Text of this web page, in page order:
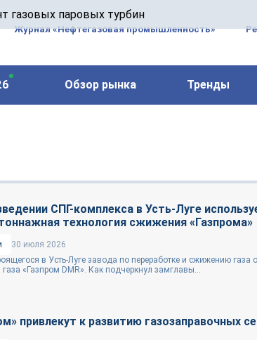
газовых паровых турбин
газовых и паровых турбин,
машин и компрессоров, которые
Журнал «Нефтегазовая промышленность»
Обзор рынка Тренды
СПГ-комплекса в Усть-Луге
технология сжижения «Газпрома»
30 июля 2026
в Усть-Луге завода по переработке и сжижению
«Газпром DMR». Как подчеркнул замглавы...
привлекут к развитию газозаправочных